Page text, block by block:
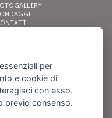
su
per
e cookie di
con esso.
previo consenso.